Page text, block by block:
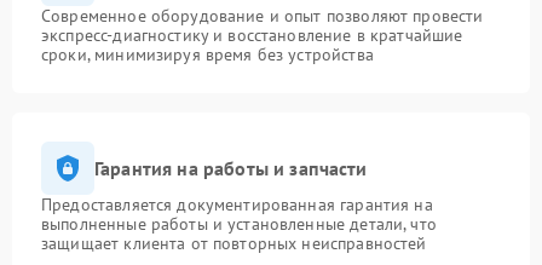
Современное оборудование и опыт позволяют провести
экспресс-диагностику и восстановление в кратчайшие
сроки, минимизируя время без устройства
Гарантия на работы и запчасти
Предоставляется документированная гарантия на
выполненные работы и установленные детали, что
защищает клиента от повторных неисправностей